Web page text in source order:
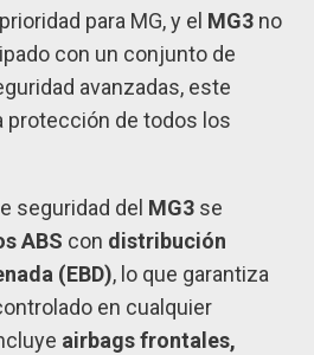
para MG, y el MG3 no
con un conjunto de
avanzadas, este
protección de todos los
seguridad del MG3 se
ABS con distribución
(EBD), lo que garantiza
en cualquier
airbags frontales,